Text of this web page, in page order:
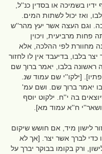
בשמיכה או בסדין כנ''ל,
ואז יכול לשתות המים.
וגם העצה אשר יעץ מהר''ש
פחות מרביעית, ויכוין
מחוורת לפי ההלכה, אלא
בלבו, בדיעבד אין לו לחזור
ראשונה בלבו, יאמר ברוך שם
[ילקו''י שם עמוד שנ.
יאמר ברוך שם. ושם עמ'
בה י''ח. ילקוט יוסף
ח''א עמוד מא].
לישון מיד, אם חושש שיקום
כדי לברך אשר יצר. [אך לא
ורק בקומו בבוקר יברך על